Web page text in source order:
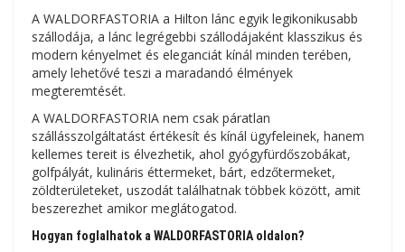
A WALDORFASTORIA a Hilton lánc egyik legikonikusabb
szállodája, a lánc legrégebbi szállodájaként klasszikus és
modern kényelmet és eleganciát kínál minden terében,
amely lehetővé teszi a maradandó élmények
megteremtését.
A WALDORFASTORIA nem csak páratlan
szállásszolgáltatást értékesít és kínál ügyfeleinek, hanem
kellemes tereit is élvezhetik, ahol gyógyfürdőszobákat,
golfpályát, kulináris éttermeket, bárt, edzőtermeket,
zöldterületeket, uszodát találhatnak többek között, amit
beszerezhet amikor meglátogatod.
Hogyan foglalhatok a WALDORFASTORIA oldalon?